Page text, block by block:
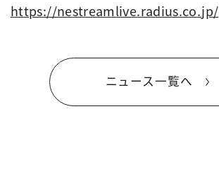
https://nestreamlive.radius.co.jp/
ニュース一覧へ